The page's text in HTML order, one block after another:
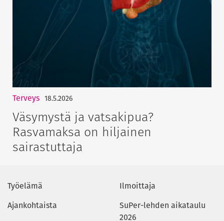
Terveys 18.5.2026
Väsymystä ja vatsakipua?
Rasvamaksa on hiljainen
sairastuttaja
Työelämä
Ajankohtaista
Ilmoittaja
SuPer-lehden aikataulu
2026